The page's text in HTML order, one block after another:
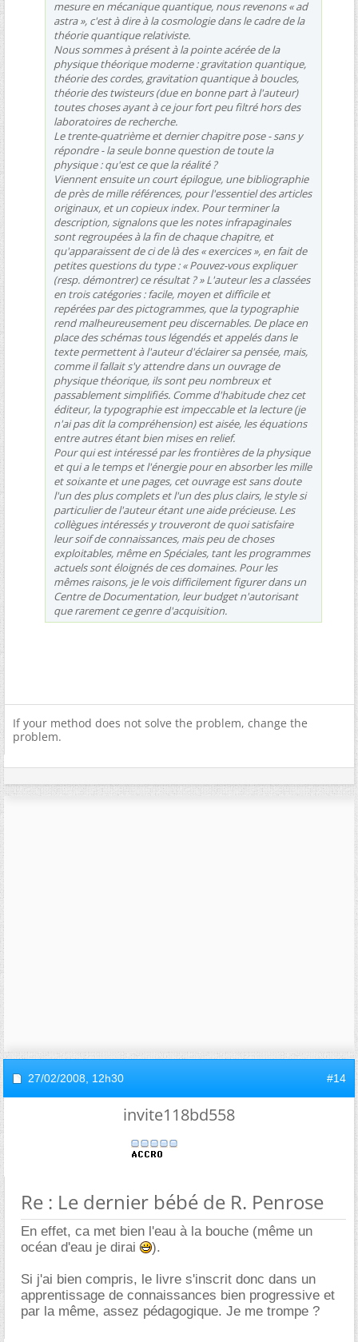
mesure en mécanique quantique, nous revenons « ad
astra », c'est à dire à la cosmologie dans le cadre de la
théorie quantique relativiste.
Nous sommes à présent à la pointe acérée de la
physique théorique moderne : gravitation quantique,
théorie des cordes, gravitation quantique à boucles,
théorie des twisteurs (due en bonne part à l'auteur)
toutes choses ayant à ce jour fort peu filtré hors des
laboratoires de recherche.
Le trente-quatrième et dernier chapitre pose - sans y
répondre - la seule bonne question de toute la
physique : qu'est ce que la réalité ?
Viennent ensuite un court épilogue, une bibliographie
de près de mille références, pour l'essentiel des articles
originaux, et un copieux index. Pour terminer la
description, signalons que les notes infrapaginales
sont regroupées à la fin de chaque chapitre, et
qu'apparaissent de ci de là des « exercices », en fait de
petites questions du type : « Pouvez-vous expliquer
(resp. démontrer) ce résultat ? » L'auteur les a classées
en trois catégories : facile, moyen et difficile et
repérées par des pictogrammes, que la typographie
rend malheureusement peu discernables. De place en
place des schémas tous légendés et appelés dans le
texte permettent à l'auteur d'éclairer sa pensée, mais,
comme il fallait s'y attendre dans un ouvrage de
physique théorique, ils sont peu nombreux et
passablement simplifiés. Comme d'habitude chez cet
éditeur, la typographie est impeccable et la lecture (je
n'ai pas dit la compréhension) est aisée, les équations
entre autres étant bien mises en relief.
Pour qui est intéressé par les frontières de la physique
et qui a le temps et l'énergie pour en absorber les mille
et soixante et une pages, cet ouvrage est sans doute
l'un des plus complets et l'un des plus clairs, le style si
particulier de l'auteur étant une aide précieuse. Les
collègues intéressés y trouveront de quoi satisfaire
leur soif de connaissances, mais peu de choses
exploitables, même en Spéciales, tant les programmes
actuels sont éloignés de ces domaines. Pour les
mêmes raisons, je le vois difficilement figurer dans un
Centre de Documentation, leur budget n'autorisant
que rarement ce genre d'acquisition.
If your method does not solve the problem, change the
problem.
27/02/2008, 12h30 #14
invite118bd558
Re : Le dernier bébé de R. Penrose
En effet, ca met bien l'eau à la bouche (même un
océan d'eau je dirai
).
Si j'ai bien compris, le livre s'inscrit donc dans un
apprentissage de connaissances bien progressive et
par la même, assez pédagogique. Je me trompe ?